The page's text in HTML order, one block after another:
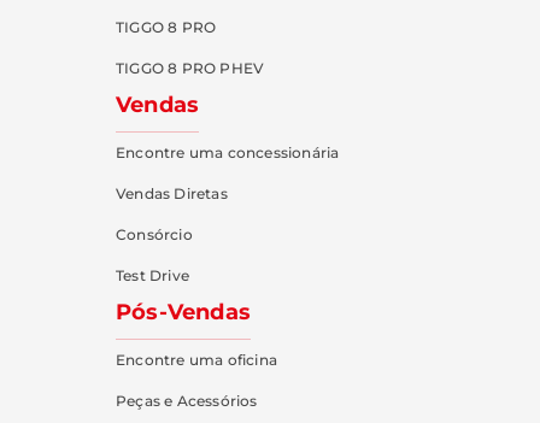
TIGGO 8 PRO
TIGGO 8 PRO PHEV
Vendas
Encontre uma concessionária
Vendas Diretas
Consórcio
Test Drive
Pós-Vendas
Encontre uma oficina
Peças e Acessórios